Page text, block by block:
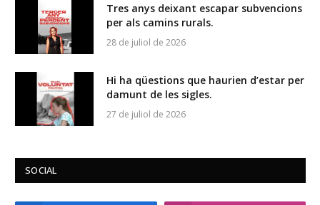
Tres anys deixant escapar subvencions
per als camins rurals.
28 de juliol de 2026
Hi ha qüestions que haurien d’estar per
damunt de les sigles.
27 de juliol de 2026
SOCIAL